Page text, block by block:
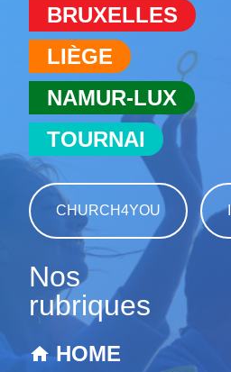
BRUXELLES
LIÈGE
NAMUR-LUX
TOURNAI
CHURCH4YOU
Nos
rubriques
HOME